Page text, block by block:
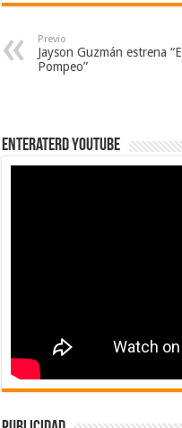
Previo
Jayson Guzmán estrena “El
Pompeo”
EnterateRD YOUTUBE